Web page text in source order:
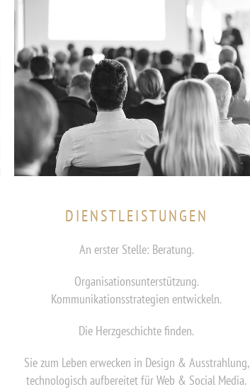
DIENSTLEISTUNGEN
An erster Stelle: Beratung.
Organisationsunterstützung.
Kommunikationsstrategien entwickeln.
Die Herzgeschichte finden.
Sie zum Leben erwecken in Design & Ausstrahlung,
technologisch aufbereitet für Web & Social Media.